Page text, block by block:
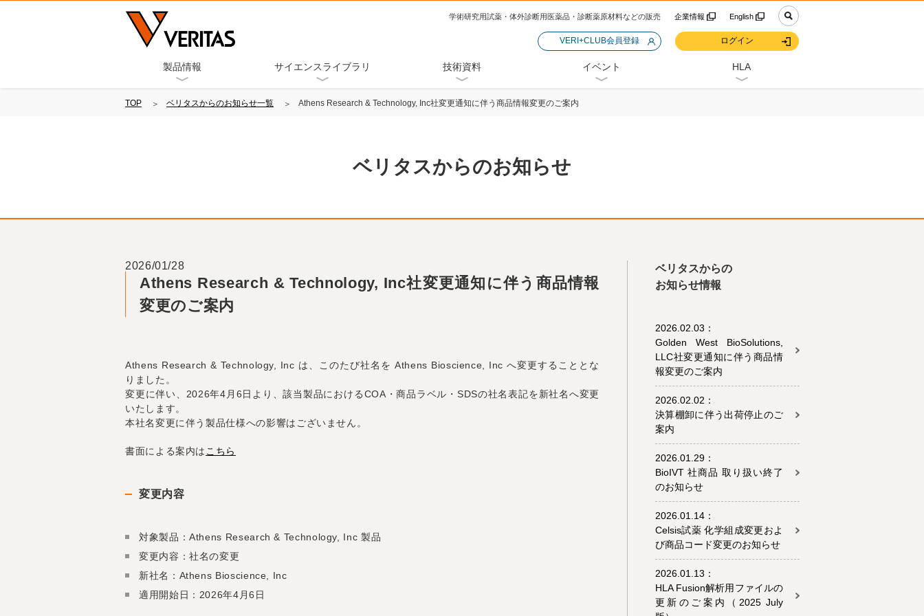
学術研究用試薬・体外診断用医薬品・診断薬原材料などの販売 企業情報 English
VERI+CLUB会員登録 ログイン
製品情報 サイエンスライブラリ 技術資料 イベント HLA
TOP ベリタスからのお知らせ一覧 Athens Research & Technology, Inc社変更通知に伴う商品情報変更のご案内
ベリタスからのお知らせ
2026/01/28
Athens Research & Technology, Inc社変更通知に伴う商品情報
変更のご案内
Athens Research & Technology, Inc は、このたび社名を Athens Bioscience, Inc へ変更することとな
りました。
変更に伴い、2026年4月6日より、該当製品におけるCOA・商品ラベル・SDSの社名表記を新社名へ変更
いたします。
本社名変更に伴う製品仕様への影響はございません。
書面による案内は こちら
変更内容
対象製品：Athens Research & Technology, Inc 製品
変更内容：社名の変更
新社名：Athens Bioscience, Inc
適用開始日：2026年4月6日
ベリタスからの
お知らせ情報
2026.02.03：
Golden West BioSolutions,
LLC社変更通知に伴う商品情
報変更のご案内
2026.02.02：
決算棚卸に伴う出荷停止のご
案内
2026.01.29：
BioIVT 社商品 取り扱い終了
のお知らせ
2026.01.14：
Celsis試薬 化学組成変更およ
び商品コード変更のお知らせ
2026.01.13：
HLA Fusion解析用ファイルの
更新のご案内（2025 July